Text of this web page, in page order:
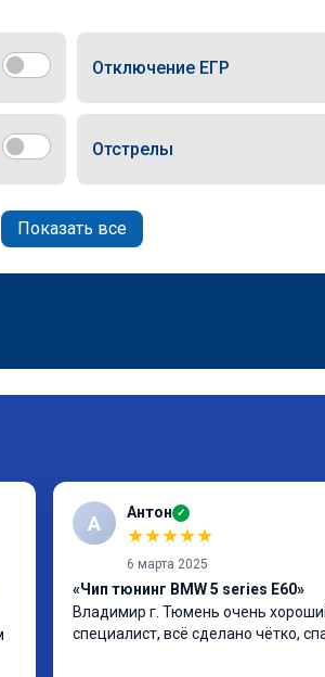
Отключение ЕГР
Отстрелы
Показать все
А Антон ✓
★★★★★
6 марта 2025
«Чип тюнинг BMW 5 series E60»
Владимир г. Тюмень очень
специалист, всё сделано чётко,